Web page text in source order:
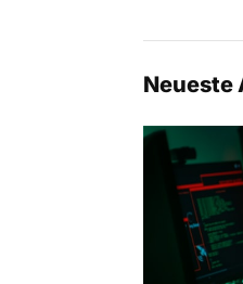
Neueste